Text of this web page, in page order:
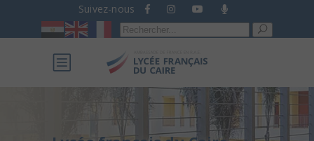
Suivez-nous
Recherche
pour :